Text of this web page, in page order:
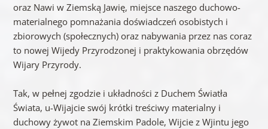
oraz Nawi w Ziemską Jawię, miejsce naszego duchowo-
materialnego pomnażania doświadczeń osobistych i
zbiorowych (społecznych) oraz nabywania przez nas coraz
to nowej Wijedy Przyrodzonej i praktykowania obrzędów
Wijary Przyrody.
Tak, w pełnej zgodzie i układności z Duchem Światła
Świata, u-Wijajcie swój krótki treściwy materialny i
duchowy żywot na Ziemskim Padole, Wijcie z Wjintu jego